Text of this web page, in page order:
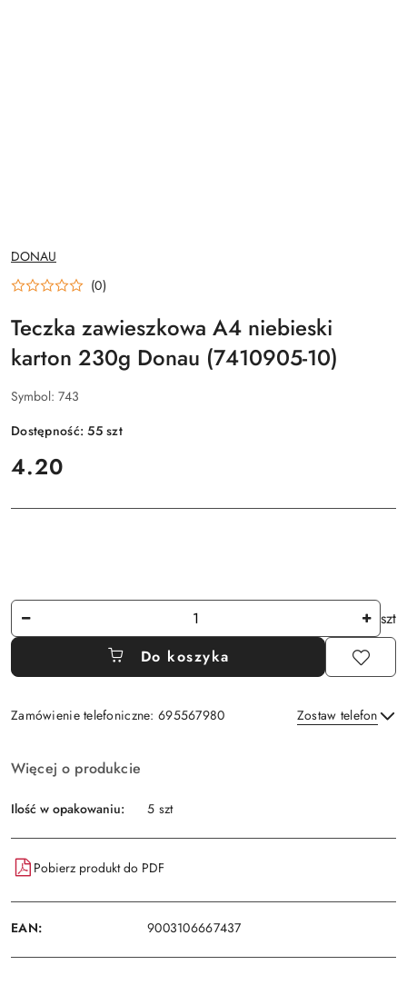
NAZWA
PRODUCENTA:
DONAU
(0)
Teczka zawieszkowa A4 niebieski
karton 230g Donau (7410905-10)
Symbol: 743
Dostępność:55szt
cena:
4.20
Ilość
szt
Do koszyka
Zamówienie telefoniczne: 695567980 Zostaw telefon
i
dostawa
Więcej o produkcie
Ilość w opakowaniu: 5 szt
Pobierz produkt do PDF
EAN: 9003106667437